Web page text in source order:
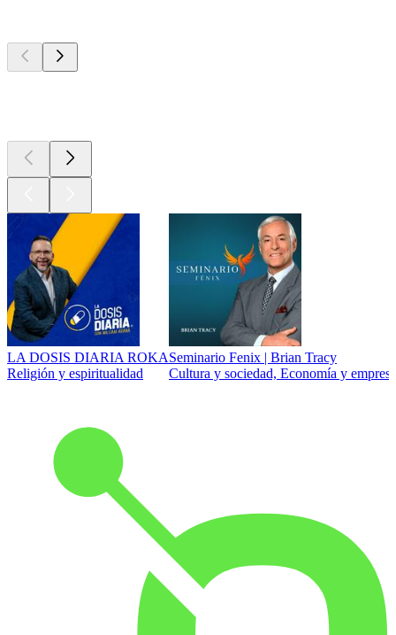
LA DOSIS DIARIA ROKA
Religión y espiritualidad
Seminario Fenix | Brian Tracy
Cultura y sociedad, Economía y